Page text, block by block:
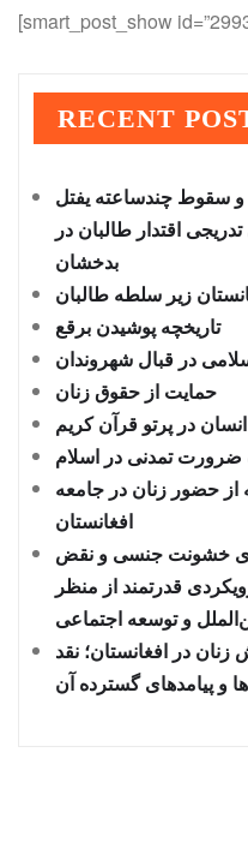
[smart_post_show
RECENT
سقوط چندساعته یفتل
اقتدار طالبان در
بدخشان
زیر سلطه طالبان
تاریخچه پوشیدن برقع
در قبال شهروندان
حمایت از حقوق زنان
در پرتو قرآن کریم
ضرورت تمدنی در اسلام
از حضور زنان در جامعه
افغانستان
خشونت جنسی و نقض
قدرتمند از منظر
و توسعه اجتماعی
در افغانستان؛ نقد
و پیامدهای گسترده آن